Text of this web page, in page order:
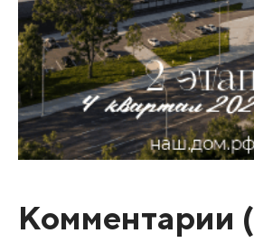
Комментарии (